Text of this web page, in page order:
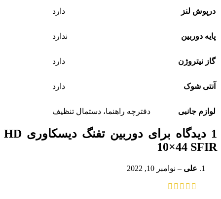
درپوش لنز دارد
پایه دوربین ندارد
گاز نیتروژن دارد
آنتی شوک دارد
لوازم جانبی دفترچه راهنما، دستمال تنظیف
1 دیدگاه برای
دوربین تفنگ دیسکاوری HD
10×44 SFIR
علی – نوامبر 10, 2022